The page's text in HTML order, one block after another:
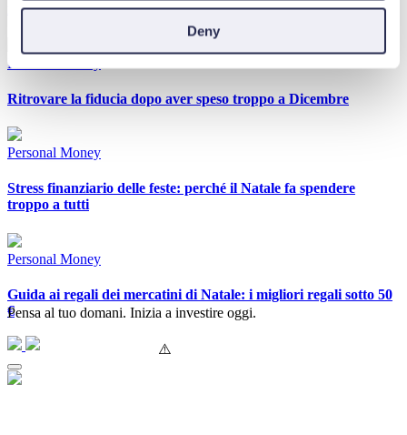
Deny
risparmiare 50€
Personal Money
Ritrovare la fiducia dopo aver speso troppo a Dicembre
Personal Money
Stress finanziario delle feste: perché il Natale fa spendere
troppo a tutti
Personal Money
Guida ai regali dei mercatini di Natale: i migliori regali sotto 50
€
Pensa al tuo domani. Inizia a investire oggi.